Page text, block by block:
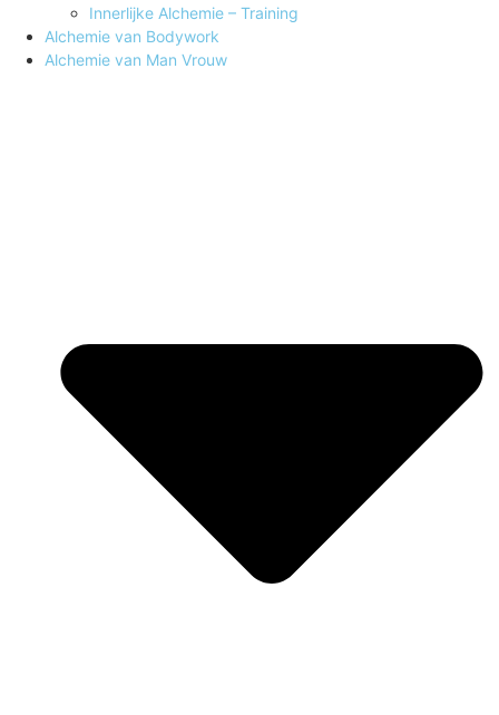
Innerlijke Alchemie – Training
Alchemie van Bodywork
Alchemie van Man Vrouw